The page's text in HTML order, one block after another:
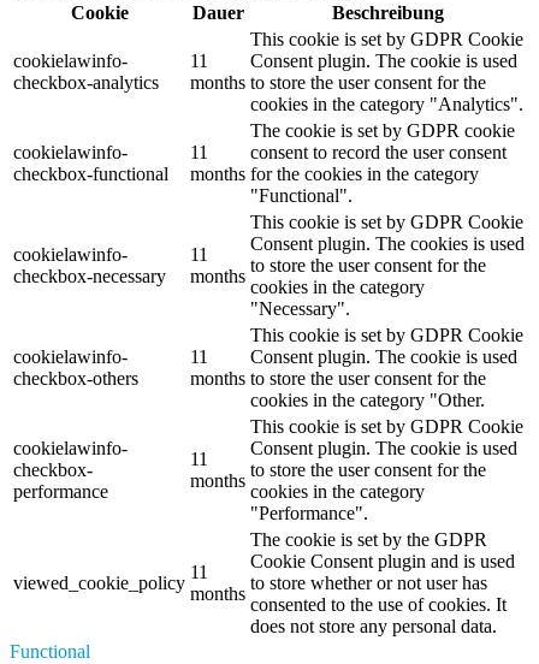
Cookie
Dauer Beschreibung
cookielawinfo-
checkbox-analytics
11
months
This cookie is set by GDPR Cookie
Consent plugin. The cookie is used
to store the user consent for the
cookies in the category "Analytics".
cookielawinfo-
checkbox-functional
11
months
The cookie is set by GDPR cookie
consent to record the user consent
for the cookies in the category
"Functional".
cookielawinfo-
checkbox-necessary
11
months
This cookie is set by GDPR Cookie
Consent plugin. The cookies is used
to store the user consent for the
cookies in the category
"Necessary".
cookielawinfo-
checkbox-others
11
months
This cookie is set by GDPR Cookie
Consent plugin. The cookie is used
to store the user consent for the
cookies in the category "Other.
cookielawinfo-
checkbox-
performance
11
months
This cookie is set by GDPR Cookie
Consent plugin. The cookie is used
to store the user consent for the
cookies in the category
"Performance".
viewed_cookie_policy
11
months
The cookie is set by the GDPR
Cookie Consent plugin and is used
to store whether or not user has
consented to the use of cookies. It
does not store any personal data.
Functional